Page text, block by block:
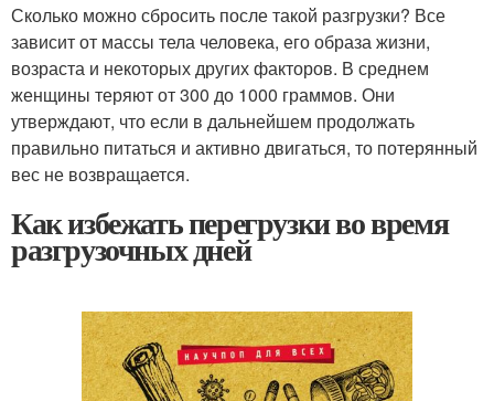
Сколько можно сбросить после такой разгрузки? Все
зависит от массы тела человека, его образа жизни,
возраста и некоторых других факторов. В среднем
женщины теряют от 300 до 1000 граммов. Они
утверждают, что если в дальнейшем продолжать
правильно питаться и активно двигаться, то потерянный
вес не возвращается.
Как избежать перегрузки во время
разгрузочных дней